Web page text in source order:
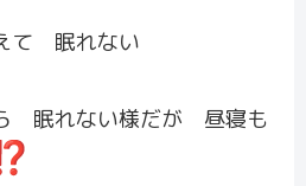
て 眠れない
眠れない様だが 昼寝も